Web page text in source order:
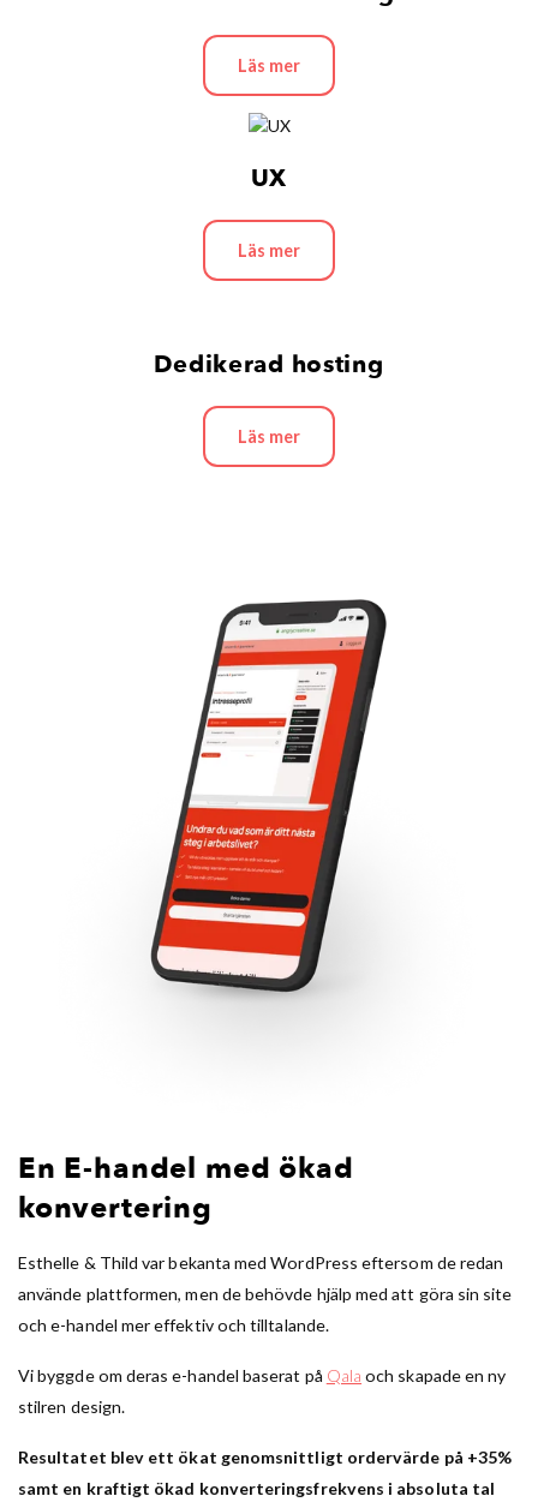
Läs mer
UX
Läs mer
Dedikerad hosting
Läs mer
En E-handel med ökad
konvertering
Esthelle & Thild var bekanta med WordPress eftersom de redan
använde plattformen, men de behövde hjälp med att göra sin site
och e-handel mer effektiv och tilltalande.
Vi byggde om deras e-handel baserat på Qala och skapade en ny
stilren design.
Resultatet blev ett ökat genomsnittligt ordervärde på +35%
samt en kraftigt ökad konverteringsfrekvens i absoluta tal